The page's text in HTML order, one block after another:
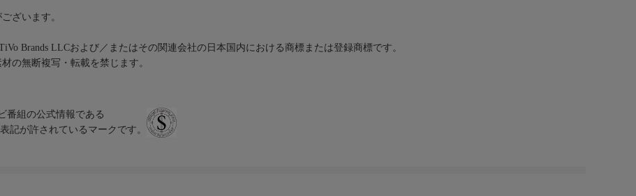
ざいます。
Brands LLCおよび／またはその関連会社の日本国内における商標または登録商標です。
の無断複写・転載を禁じます。
番組の公式情報である
記が許されているマークです。